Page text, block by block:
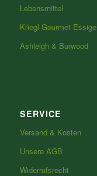
Lebensmittel
Kriegl Gourmet Essige
Ashleigh & Burwood
SERVICE
Versand & Kosten
Unsere AGB
Widerrufsrecht